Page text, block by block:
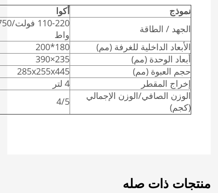
نموذج
أكوا
الجهد / الطاقة
110-220
واط
الأبعاد الداخلية للغرفة (مم)
180*200
أبعاد الوحدة (مم)
235×390
حجم العبوة (مم)
285x255x445
إخراج المقطر
4 لتر
الوزن الصافي/الوزن الإجمالي
(كجم)
4/5
منتجات ذات صله